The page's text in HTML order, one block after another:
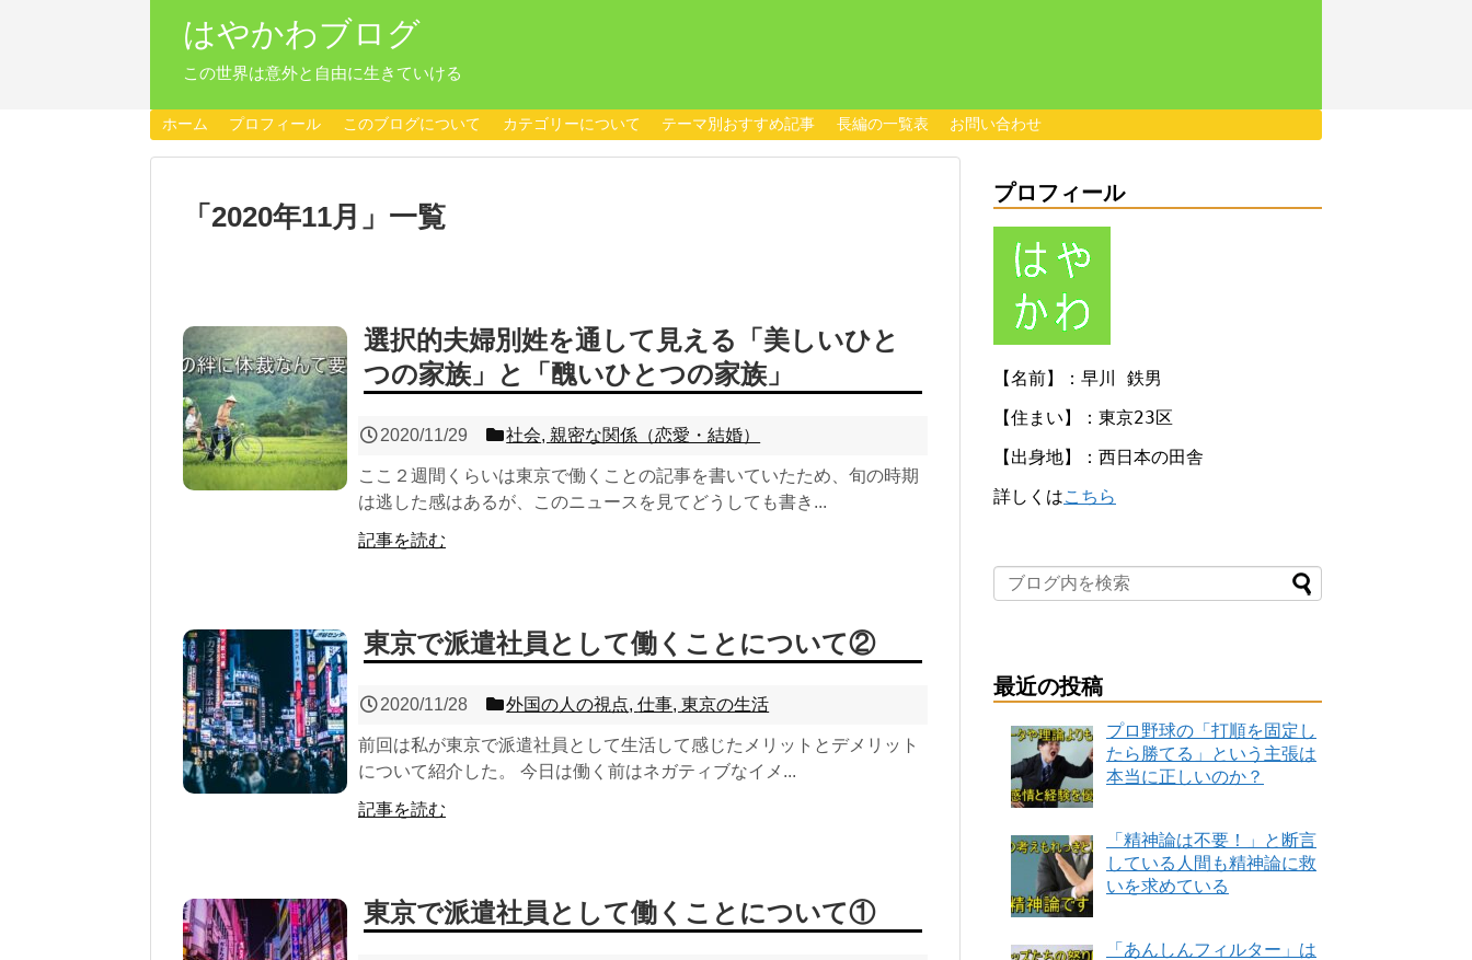
はやかわブログ
この世界は意外と自由に生きていける
ホーム プロフィール このブログについて カテゴリーについて テーマ別おすすめ記事 長編の一覧表 お問い合わせ
「 2020年11月 」 一覧
選択的夫婦別姓を通して見える「美しいひと
つの家族」と「醜いひとつの家族」
2020/11/29 社会, 親密な関係（恋愛・結婚）
ここ２週間くらいは東京で働くことの記事を書いていたため、旬の時期
は逃した感はあるが、このニュースを見てどうしても書き...
記事を読む
東京で派遣社員として働くことについて②
2020/11/28 外国の人の視点,仕事,東京の生活
前回は私が東京で派遣社員として生活して感じたメリットとデメリット
について紹介した。 今日は働く前はネガティブなイメ...
記事を読む
東京で派遣社員として働くことについて①
プロフィール
【名前】：早川 鉄男
【住まい】：東京23区
【出身地】：西日本の田舎
詳しくはこちら
最近の投稿
プロ野球の「打順を固定し
たら勝てる」という主張は
本当に正しいのか？
「精神論は不要！」と断言
している人間も精神論に救
いを求めている
「あんしんフィルター」は